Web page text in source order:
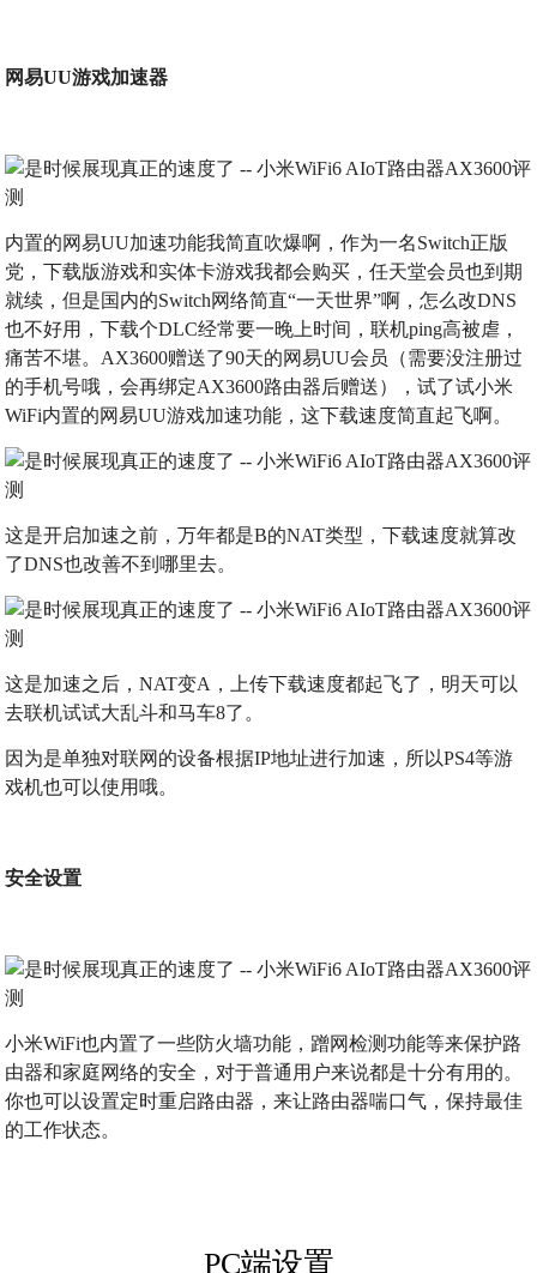
网易UU游戏加速器
内置的网易UU加速功能我简直吹爆啊，作为一名Switch正版
党，下载版游戏和实体卡游戏我都会购买，任天堂会员也到期
就续，但是国内的Switch网络简直“一天世界”啊，怎么改DNS
也不好用，下载个DLC经常要一晚上时间，联机ping高被虐，
痛苦不堪。AX3600赠送了90天的网易UU会员（需要没注册过
的手机号哦，会再绑定AX3600路由器后赠送），试了试小米
WiFi内置的网易UU游戏加速功能，这下载速度简直起飞啊。
这是开启加速之前，万年都是B的NAT类型，下载速度就算改
了DNS也改善不到哪里去。
这是加速之后，NAT变A，上传下载速度都起飞了，明天可以
去联机试试大乱斗和马车8了。
因为是单独对联网的设备根据IP地址进行加速，所以PS4等游
戏机也可以使用哦。
安全设置
小米WiFi也内置了一些防火墙功能，蹭网检测功能等来保护路
由器和家庭网络的安全，对于普通用户来说都是十分有用的。
你也可以设置定时重启路由器，来让路由器喘口气，保持最佳
的工作状态。
PC端设置